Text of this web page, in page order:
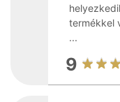
termékkel
...
9